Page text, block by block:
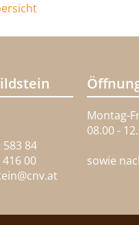
583 84
416 00
cnv.at
Montag-
08.00 -
sowie